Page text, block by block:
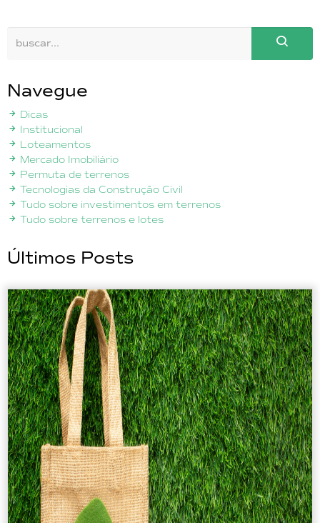
Navegue
Dicas
Institucional
Loteamentos
Mercado Imobiliário
Permuta de terrenos
Tecnologias da Construção Civil
Tudo sobre investimentos em terrenos
Tudo sobre terrenos e lotes
Últimos Posts